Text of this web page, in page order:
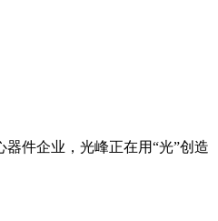
件企业，光峰正在用“光”创造